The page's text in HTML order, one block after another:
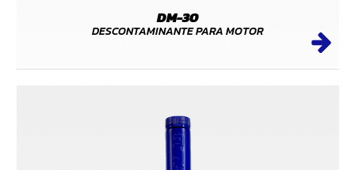
DM-30
DESCONTAMINANTE PARA MOTOR